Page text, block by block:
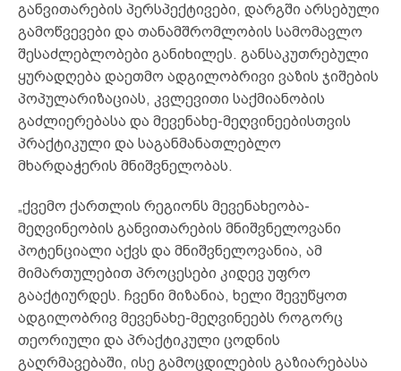
განვითარების პერსპექტივები, დარგში არსებული
გამოწვევები და თანამშრომლობის სამომავლო
შესაძლებლობები განიხილეს. განსაკუთრებული
ყურადღება დაეთმო ადგილობრივი ვაზის ჯიშების
პოპულარიზაციას, კვლევითი საქმიანობის
გაძლიერებასა და მევენახე-მეღვინეებისთვის
პრაქტიკული და საგანმანათლებლო
მხარდაჭერის მნიშვნელობას.
„ქვემო ქართლის რეგიონს მევენახეობა-
მეღვინეობის განვითარების მნიშვნელოვანი
პოტენციალი აქვს და მნიშვნელოვანია, ამ
მიმართულებით პროცესები კიდევ უფრო
გააქტიურდეს. ჩვენი მიზანია, ხელი შევუწყოთ
ადგილობრივ მევენახე-მეღვინეებს როგორც
თეორიული და პრაქტიკული ცოდნის
გაღრმავებაში, ისე გამოცდილების გაზიარებასა